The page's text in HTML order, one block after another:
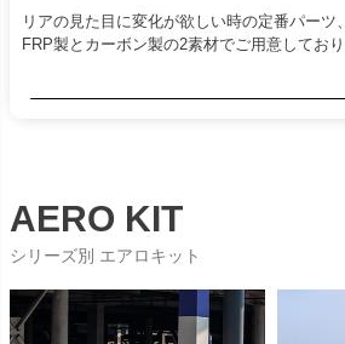
リアの見た目に変化が欲しい時の定番パーツ
FRP製とカーボン製の2素材でご用意しており
AERO KIT
シリーズ別 エアロキット